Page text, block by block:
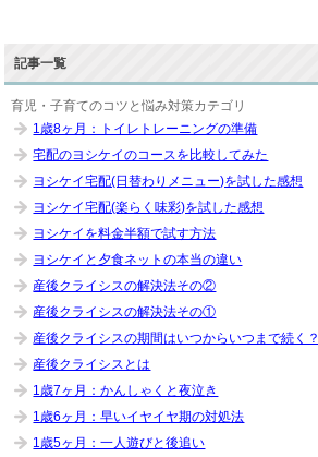
記事一覧
育児・子育てのコツと悩み対策カテゴリ
1歳8ヶ月：トイレトレーニングの準備
宅配のヨシケイのコースを比較してみた
ヨシケイ宅配(日替わりメニュー)を試した感想
ヨシケイ宅配(楽らく味彩)を試した感想
ヨシケイを料金半額で試す方法
ヨシケイと夕食ネットの本当の違い
産後クライシスの解決法その②
産後クライシスの解決法その①
産後クライシスの期間はいつからいつまで続く？
産後クライシスとは
1歳7ヶ月：かんしゃくと夜泣き
1歳6ヶ月：早いイヤイヤ期の対処法
1歳5ヶ月：一人遊びと後追い